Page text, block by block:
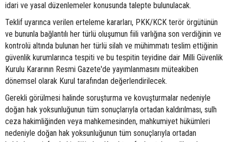
idari ve yasal düzenlemeler konusunda talepte bulunulacak.
Teklif uyarınca verilen erteleme kararları, PKK/KCK terör örgütünün
ve bununla bağlantılı her türlü oluşumun fiili varlığına son verdiğinin ve
kontrolü altında bulunan her türlü silah ve mühimmatı teslim ettiğinin
güvenlik kurumlarınca tespiti ve bu tespitin teyidine dair Milli Güvenlik
Kurulu Kararının Resmi Gazete'de yayımlanmasını müteakiben
dönemsel olarak Kurul tarafından değerlendirilecek.
Gerekli görülmesi halinde soruşturma ve kovuşturmalar nedeniyle
doğan hak yoksunluğunun tüm sonuçlarıyla ortadan kaldırılması, sulh
ceza hakimliğinden veya mahkemesinden, mahkumiyet hükümleri
nedeniyle doğan hak yoksunluğunun tüm sonuçlarıyla ortadan